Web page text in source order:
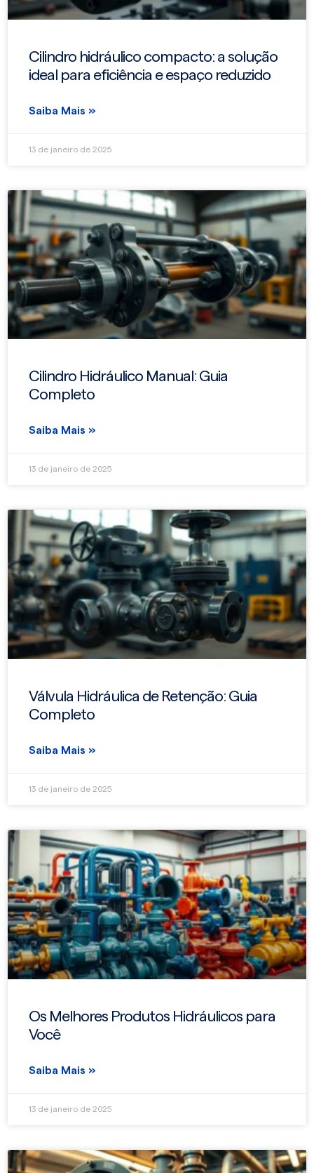
Cilindro hidráulico compacto: a solução
ideal para eficiência e espaço reduzido
Saiba Mais »
13 de janeiro de 2025
Cilindro Hidráulico Manual: Guia
Completo
Saiba Mais »
13 de janeiro de 2025
Válvula Hidráulica de Retenção: Guia
Completo
Saiba Mais »
13 de janeiro de 2025
Os Melhores Produtos Hidráulicos para
Você
Saiba Mais »
13 de janeiro de 2025